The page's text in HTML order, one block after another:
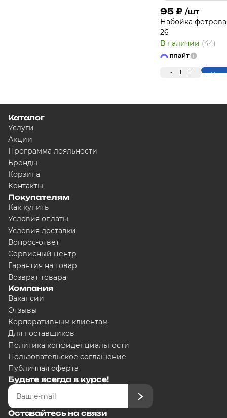
95 ₽ /шт
Набойка
26
В наличии (44)
- 1 +
Каталог
Услуги
Акции
Программа лояльности
Бренды
Корзина
Контакты
Покупателям
Как купить
Условия оплаты
Условия доставки
Вопрос-ответ
Сервисный центр
Гарантия на товар
Возврат товара
Компания
Вакансии
Отзывы
Корпоративным клиентам
Для поставщиков
Политика конфиденциальности
Пользовательское соглашение
Публичная оферта
Будьте всегда в курсе!
Оставайтесь на связи